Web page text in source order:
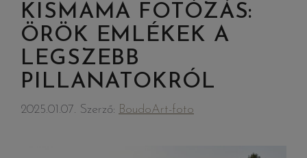
KISMAMA FOTÓZÁS:
ÖRÖK EMLÉKEK A
LEGSZEBB
PILLANATOKRÓL
2025.01.07. Szerző: BoudoArt-foto